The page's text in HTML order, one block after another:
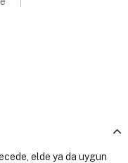
elde ya da uygun